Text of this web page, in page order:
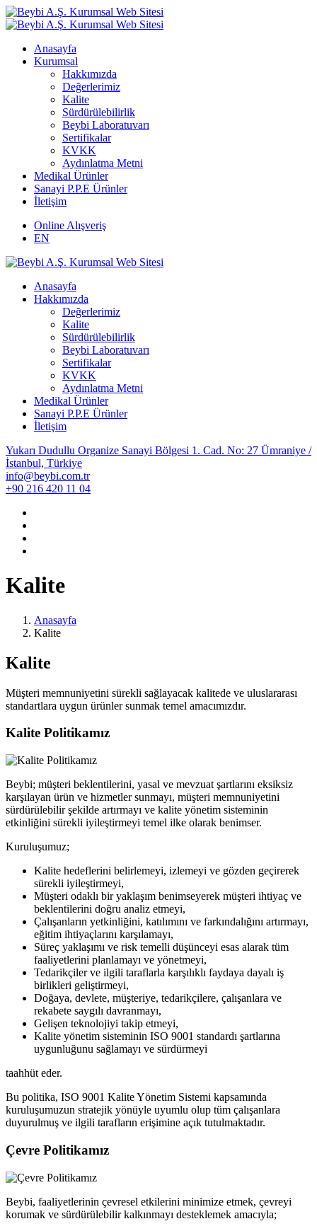
Anasayfa
Kurumsal
Hakkımızda
Değerlerimiz
Kalite
Sürdürülebilirlik
Beybi Laboratuvarı
Sertifikalar
KVKK
Aydınlatma Metni
Medikal Ürünler
Sanayi P.P.E Ürünler
İletişim
Online Alışveriş
EN
Anasayfa
Hakkımızda
Değerlerimiz
Kalite
Sürdürülebilirlik
Beybi Laboratuvarı
Sertifikalar
KVKK
Aydınlatma Metni
Medikal Ürünler
Sanayi P.P.E Ürünler
İletişim
Yukarı Dudullu Organize Sanayi Bölgesi 1. Cad. No: 27 Ümraniye /
İstanbul, Türkiye
info@beybi.com.tr
+90 216 420 11 04
Kalite
Anasayfa
Kalite
Kalite
Müşteri memnuniyetini sürekli sağlayacak kalitede ve uluslararası
standartlara uygun ürünler sunmak temel amacımızdır.
Kalite Politikamız
Beybi; müşteri beklentilerini, yasal ve mevzuat şartlarını eksiksiz
karşılayan ürün ve hizmetler sunmayı, müşteri memnuniyetini
sürdürülebilir şekilde artırmayı ve kalite yönetim sisteminin
etkinliğini sürekli iyileştirmeyi temel ilke olarak benimser.
Kuruluşumuz;
Kalite hedeflerini belirlemeyi, izlemeyi ve gözden geçirerek
sürekli iyileştirmeyi,
Müşteri odaklı bir yaklaşım benimseyerek müşteri ihtiyaç ve
beklentilerini doğru analiz etmeyi,
Çalışanların yetkinliğini, katılımını ve farkındalığını artırmayı,
eğitim ihtiyaçlarını karşılamayı,
Süreç yaklaşımı ve risk temelli düşünceyi esas alarak tüm
faaliyetlerini planlamayı ve yönetmeyi,
Tedarikçiler ve ilgili taraflarla karşılıklı faydaya dayalı iş
birlikleri geliştirmeyi,
Doğaya, devlete, müşteriye, tedarikçilere, çalışanlara ve
rekabete saygılı davranmayı,
Gelişen teknolojiyi takip etmeyi,
Kalite yönetim sisteminin ISO 9001 standardı şartlarına
uygunluğunu sağlamayı ve sürdürmeyi
taahhüt eder.
Bu politika, ISO 9001 Kalite Yönetim Sistemi kapsamında
kuruluşumuzun stratejik yönüyle uyumlu olup tüm çalışanlara
duyurulmuş ve ilgili tarafların erişimine açık tutulmaktadır.
Çevre Politikamız
Beybi, faaliyetlerinin çevresel etkilerini minimize etmek, çevreyi
korumak ve sürdürülebilir kalkınmayı desteklemek amacıyla;